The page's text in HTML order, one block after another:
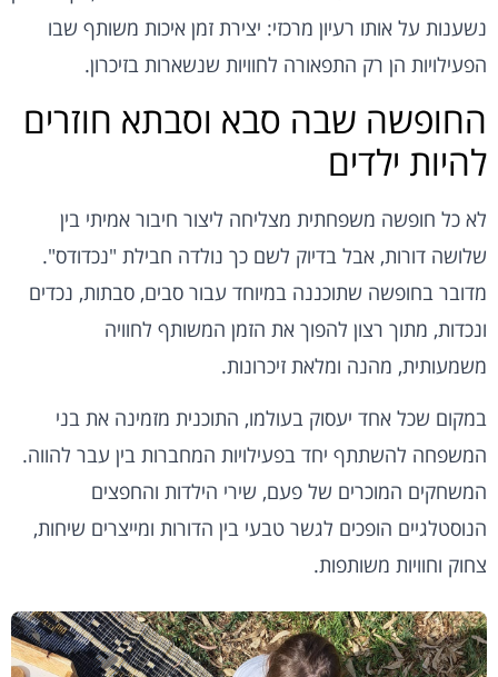
נשענות על אותו רעיון מרכזי: יצירת זמן איכות משותף שבו
הפעילויות הן רק התפאורה לחוויות שנשארות בזיכרון.
החופשה שבה סבא וסבתא חוזרים
להיות ילדים
לא כל חופשה משפחתית מצליחה ליצור חיבור אמיתי בין
שלושה דורות, אבל בדיוק לשם כך נולדה חבילת "נכדודס".
מדובר בחופשה שתוכננה במיוחד עבור סבים, סבתות, נכדים
ונכדות, מתוך רצון להפוך את הזמן המשותף לחוויה
משמעותית, מהנה ומלאת זיכרונות.
במקום שכל אחד יעסוק בעולמו, התוכנית מזמינה את בני
המשפחה להשתתף יחד בפעילויות המחברות בין עבר להווה.
המשחקים המוכרים של פעם, שירי הילדות והחפצים
הנוסטלגיים הופכים לגשר טבעי בין הדורות ומייצרים שיחות,
צחוק וחוויות משותפות.